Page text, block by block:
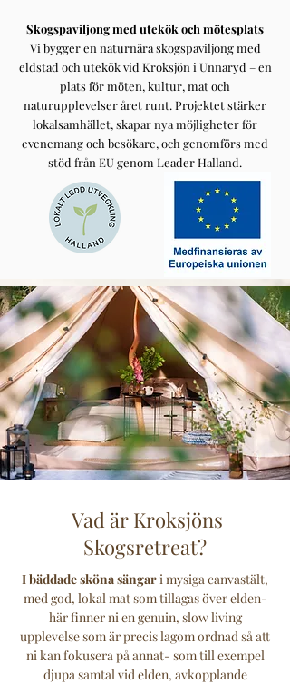
Skogspaviljong med utekök och mötesplats
Vi bygger en naturnära skogspaviljong med
eldstad och utekök vid Kroksjön i Unnaryd – en
plats för möten, kultur, mat och
naturupplevelser året runt. Projektet stärker
lokalsamhället, skapar nya möjligheter för
evenemang och besökare, och genomförs med
stöd från EU genom Leader Halland.
Vad är Kroksjöns
Skogsretreat?
I bäddade sköna sängari mysiga canvastält,
med god, lokal mat som tillagas över elden-
här finner ni en genuin, slow living
upplevelse som är precis lagom ordnad så att
ni kan fokusera på annat- som till exempel
djupa samtal vid elden, avkopplande